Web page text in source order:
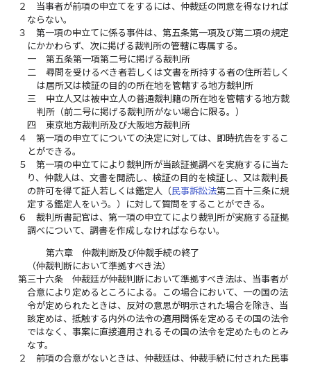
２
当事者が前項の申立てをするには、仲裁廷の同意を得なければ
ならない。
３
第一項の申立てに係る事件は、第五条第一項及び第二項の規定
にかかわらず、次に掲げる裁判所の管轄に専属する。
一
第五条第一項第二号に掲げる裁判所
二
尋問を受けるべき者若しくは文書を所持する者の住所若しく
は居所又は検証の目的の所在地を管轄する地方裁判所
三
申立人又は被申立人の普通裁判籍の所在地を管轄する地方裁
判所（前二号に掲げる裁判所がない場合に限る。）
四
東京地方裁判所及び大阪地方裁判所
４
第一項の申立てについての決定に対しては、即時抗告をするこ
とができる。
５
第一項の申立てにより裁判所が当該証拠調べを実施するに当た
り、仲裁人は、文書を閲読し、検証の目的を検証し、又は裁判長
の許可を得て証人若しくは鑑定人（民事訴訟法第二百十三条に規
定する鑑定人をいう。）に対して質問をすることができる。
６
裁判所書記官は、第一項の申立てにより裁判所が実施する証拠
調べについて、調書を作成しなければならない。
第六章 仲裁判断及び仲裁手続の終了
（仲裁判断において準拠すべき法）
第三十六条
仲裁廷が仲裁判断において準拠すべき法は、当事者が
合意により定めるところによる。この場合において、一の国の法
令が定められたときは、反対の意思が明示された場合を除き、当
該定めは、抵触する内外の法令の適用関係を定めるその国の法令
ではなく、事案に直接適用されるその国の法令を定めたものとみ
なす。
２
前項の合意がないときは、仲裁廷は、仲裁手続に付された民事